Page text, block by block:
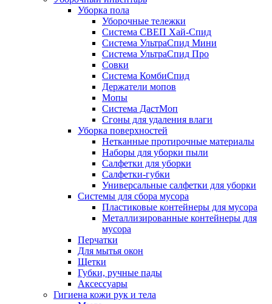
Уборка пола
Уборочные тележки
Система СВЕП Хай-Спид
Система УльтраСпид Мини
Система УльтраСпид Про
Совки
Система КомбиСпид
Держатели мопов
Мопы
Система ДастМоп
Сгоны для удаления влаги
Уборка поверхностей
Нетканные протирочные материалы
Наборы для уборки пыли
Салфетки для уборки
Салфетки-губки
Универсальные салфетки для уборки
Системы для сбора мусора
Пластиковые контейнеры для мусора
Металлизированные контейнеры для
мусора
Перчатки
Для мытья окон
Щетки
Губки, ручные пады
Аксессуары
Гигиена кожи рук и тела